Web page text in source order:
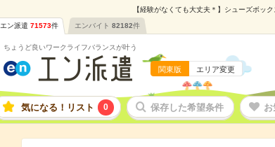
【経験がなくても大丈夫＊】シューズボッ
エン派遣 71573件 エンバイト 82182件
ちょうど良いワークライフバランスが叶う
関東版 エリア変更
気になる！リスト 0 保存した希望条件